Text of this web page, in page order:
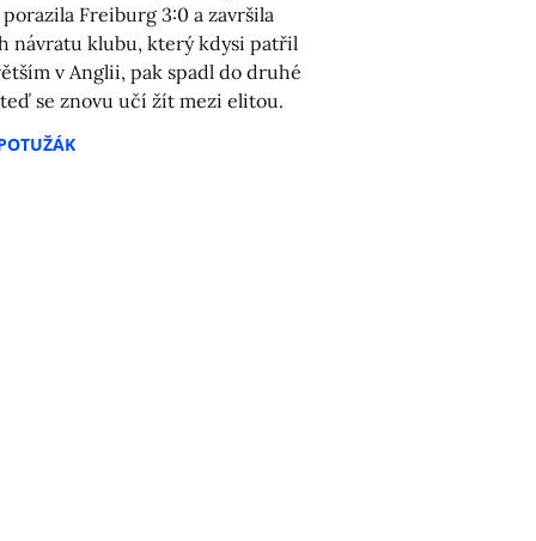
Freiburg 3:0 a završila
návratu klubu, který kdysi patřil
v Anglii, pak spadl do druhé
se znovu učí žít mezi elitou.